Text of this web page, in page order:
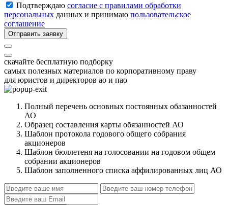
Подтверждаю согласие с правилами обработки
персональных данных и принимаю пользовательское
соглашение
Отправить заявку
скачайте бесплатную подборку
самых полезных материалов по корпоративному праву
для юристов и директоров ао и пао
Полный перечень основных постоянных обазанностей
АО
Образец составления карты обязанностей АО
Шаблон протокола годового общего собрания
акционеров
Шаблон бюллетеня на голосовании на годовом общем
собрании акционеров
Шаблон заполненного списка аффилированных лиц АО